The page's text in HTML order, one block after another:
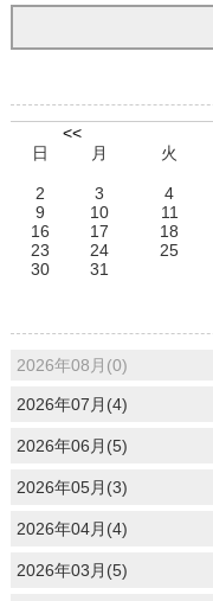
<<
日
月 火
2
3 4
9
10 11
16
17 18
23
24 25
30
31
2026年08月(0)
2026年07月(4)
2026年06月(5)
2026年05月(3)
2026年04月(4)
2026年03月(5)